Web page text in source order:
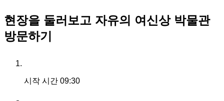
현장을 둘러보고 자유의 여신상 박물관
방문하기
시작 시간 09:30